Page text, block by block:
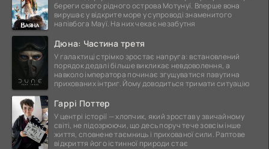
береги свого рідного острова Мотунуї. Вперше вона
вирушає у відкрите море у супроводі знаменитого
напівбога Мауї. На них чекає незабутня
Дюна: Частина третя
У галактиці стрімко зростає напруга: встановлений
порядок дедалі більше викликає невдоволення, а
навколо імператора починає згущуватися павутина
прихованих інтриг. Йому доводиться тримати ситуацію
Гаррі Поттер
У центрі історії — хлопчик, який зростав у звичайному
світі, не підозрюючи, що десь поруч тече зовсім інше
життя, сповнене таємниць і прихованої сили. Раптове
відкриття його істинної природи стає